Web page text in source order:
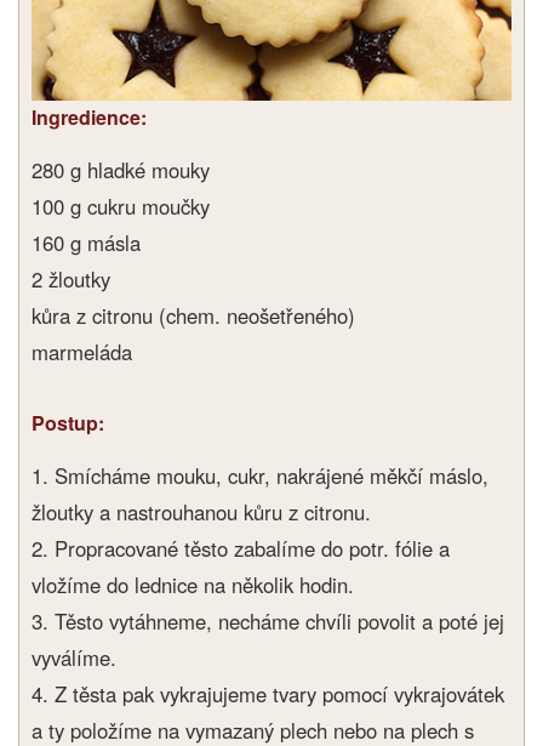
Ingredience:
280 g hladké mouky
100 g cukru moučky
160 g másla
2 žloutky
kůra z citronu (chem. neošetřeného)
marmeláda
Postup:
1. Smícháme mouku, cukr, nakrájené měkčí máslo,
žloutky a nastrouhanou kůru z citronu.
2. Propracované těsto zabalíme do potr. fólie a
vložíme do lednice na několik hodin.
3. Těsto vytáhneme, necháme chvíli povolit a poté jej
vyválíme.
4. Z těsta pak vykrajujeme tvary pomocí vykrajovátek
a ty položíme na vymazaný plech nebo na plech s